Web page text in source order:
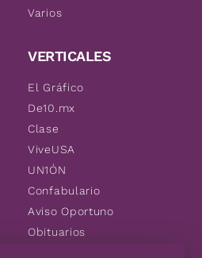
Varios
VERTICALES
El Gráfico
De10.mx
Clase
ViveUSA
UN1ÓN
Confabulario
Aviso Oportuno
Obituarios